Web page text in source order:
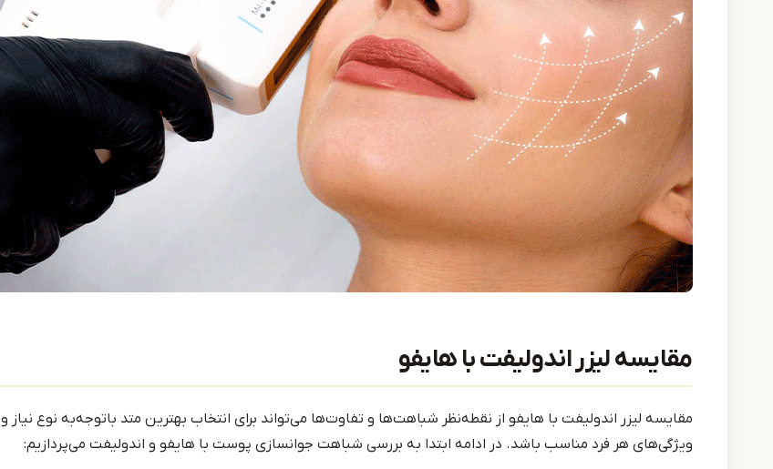
مقایسه لیزر اندولیفت با هایفو
مقایسه لیزر اندولیفت با هایفو از نقطه‌نظر شباهت‌ها و تفاوت‌ها می‌تواند برای انتخاب بهترین متد باتوجه‌به نوع نیاز و
ویژگی‌های هر فرد مناسب باشد. در ادامه ابتدا به بررسی شباهت جوانسازی پوست با هایفو و اندولیفت می‌پردازیم: